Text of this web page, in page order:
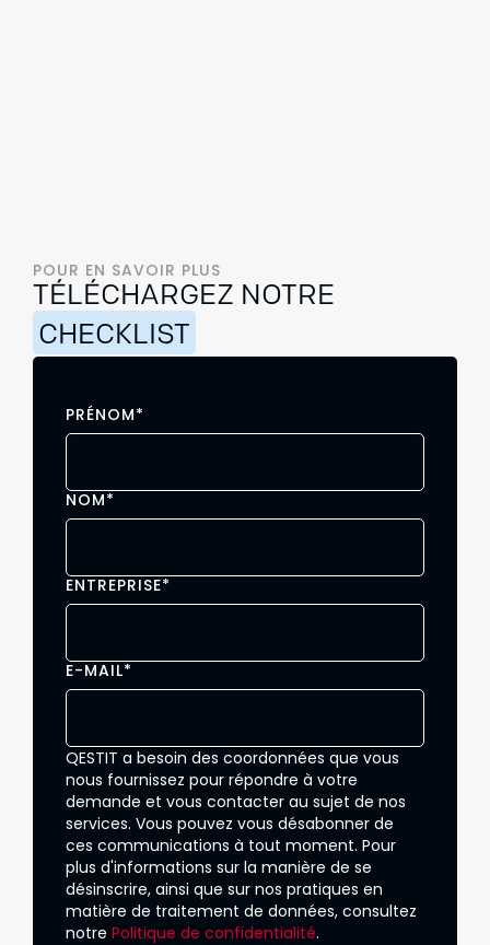
POUR EN SAVOIR PLUS
TÉLÉCHARGEZ NOTRE
CHECKLIST
PRÉNOM*
NOM*
ENTREPRISE*
E-MAIL*
QESTIT a besoin des coordonnées que vous
nous fournissez pour répondre à votre
demande et vous contacter au sujet de nos
services. Vous pouvez vous désabonner de
ces communications à tout moment. Pour
plus d'informations sur la manière de se
désinscrire, ainsi que sur nos pratiques en
matière de traitement de données, consultez
notre Politique de confidentialité.